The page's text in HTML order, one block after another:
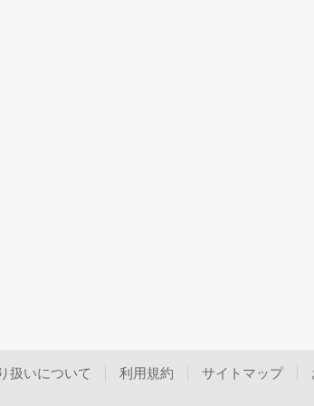
扱いについて 利用規約 サイトマップ